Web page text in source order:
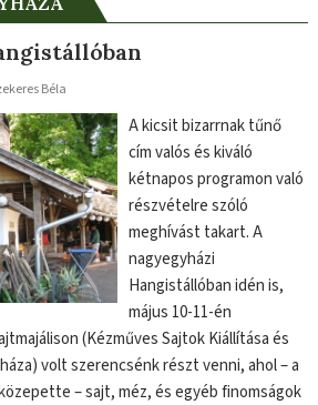
Béla
A kicsit bizarrnak tűnő
cím valós és kiváló
kétnapos programon való
részvételre szóló
meghívást takart. A
nagyegyházi
Hangistállóban idén is,
május 10-11-én
(Kézműves Sajtok Kiállítása és
volt szerencsénk részt venni, ahol – a
– sajt, méz, és egyéb finomságok